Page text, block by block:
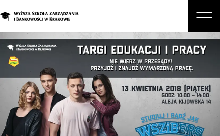
O nas
Studia podyplomowe i kursy
Kandydat
Student